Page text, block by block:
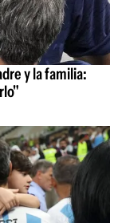
y la familia: